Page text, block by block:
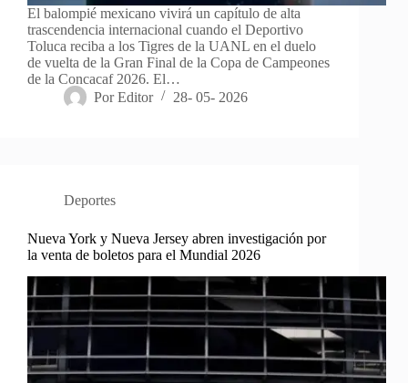
El balompié mexicano vivirá un capítulo de alta
trascendencia internacional cuando el Deportivo
Toluca reciba a los Tigres de la UANL en el duelo
de vuelta de la Gran Final de la Copa de Campeones
de la Concacaf 2026. El…
Por Editor 28- 05- 2026
Deportes
Nueva York y Nueva Jersey abren investigación por
la venta de boletos para el Mundial 2026